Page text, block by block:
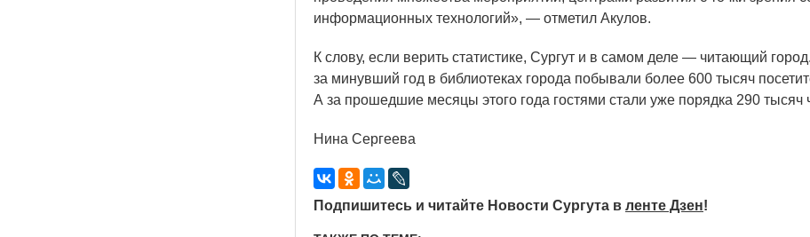
информационных технологий», — отметил Акулов.
К слову, если верить статистике, Сургут и в самом деле — читающий
за минувший год в библиотеках города побывали более 600 тысяч
А за прошедшие месяцы этого года гостями стали уже порядка 290 тысяч
Нина Сергеева
Подпишитесь и читайте Новости Сургута в ленте Дзен!